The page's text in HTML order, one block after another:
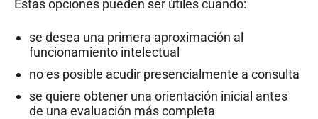
Estas opciones pueden ser útiles cuando:
se desea una primera aproximación al
funcionamiento intelectual
no es posible acudir presencialmente a consulta
se quiere obtener una orientación inicial antes
de una evaluación más completa